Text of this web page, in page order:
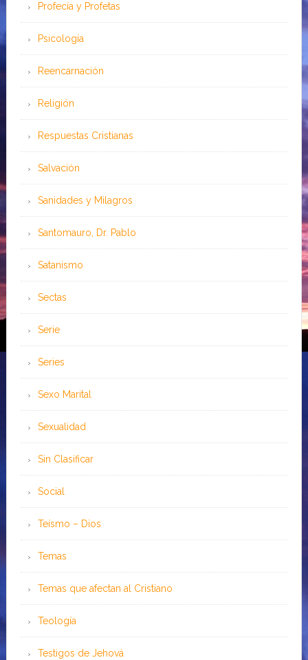
Profecía y Profetas
Psicología
Reencarnación
Religión
Respuestas Cristianas
Salvación
Sanidades y Milagros
Santomauro, Dr. Pablo
Satanismo
Sectas
Serie
Series
Sexo Marital
Sexualidad
Sin Clasificar
Social
Teísmo – Dios
Temas
Temas que afectan al Cristiano
Teología
Testigos de Jehová